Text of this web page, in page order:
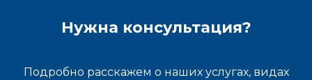
Нужна консультация?
Подробно расскажем о наших услугах, видах